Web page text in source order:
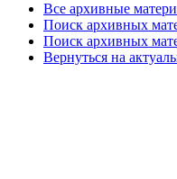
Все архивные
Поиск архивных
Поиск архивных
Вернуться на